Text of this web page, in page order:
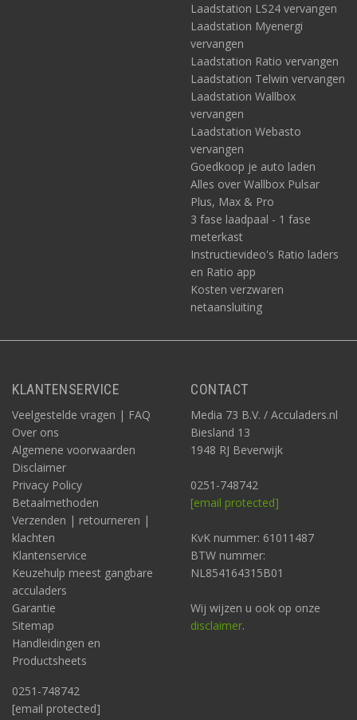
Laadstation LS24 vervangen
Laadstation Myenergi
vervangen
Laadstation Ratio vervangen
Laadstation Telwin vervangen
Laadstation Wallbox
vervangen
Laadstation Webasto
vervangen
Goedkoop je auto laden
Alles over Wallbox Pulsar
Plus, Max & Pro
3 fase laadpaal - 1 fase
meterkast
Instructievideo's Ratio laders
en Ratio app
Kosten verzwaren
netaansluiting
KLANTENSERVICE
Veelgestelde vragen | FAQ
Over ons
Algemene voorwaarden
Disclaimer
Privacy Policy
Betaalmethoden
Verzenden | retourneren |
klachten
Klantenservice
Keuzehulp meest gangbare
acculaders
Garantie
Sitemap
Handleidingen en
Productsheets
0251-748742
[email protected]
CONTACT
Media 73 B.V. / Acculaders.nl
Biesland 13
1948 RJ Beverwijk
0251-748742
[email protected]
KvK nummer: 61011487
BTW nummer:
NL854164315B01
Wij wijzen u ook op onze
disclaimer.